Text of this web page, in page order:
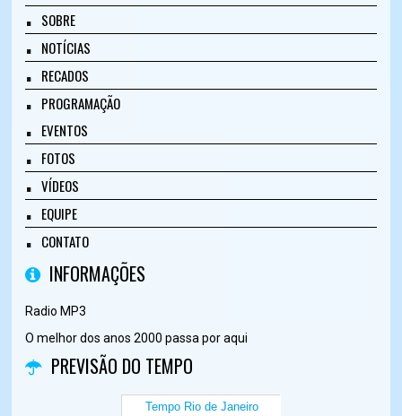
SOBRE
NOTÍCIAS
RECADOS
PROGRAMAÇÃO
EVENTOS
FOTOS
VÍDEOS
EQUIPE
CONTATO
INFORMAÇÕES
Radio MP3
O melhor dos anos 2000 passa por aqui
PREVISÃO DO TEMPO